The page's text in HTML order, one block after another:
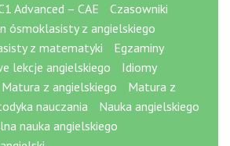
Advanced – CAE
Czasowniki
ósmoklasisty z angielskiego
z matematyki
Egzaminy
lekcje angielskiego
Idiomy
Matura z angielskiego
Matura z
nauczania
Nauka angielskiego
nauka angielskiego